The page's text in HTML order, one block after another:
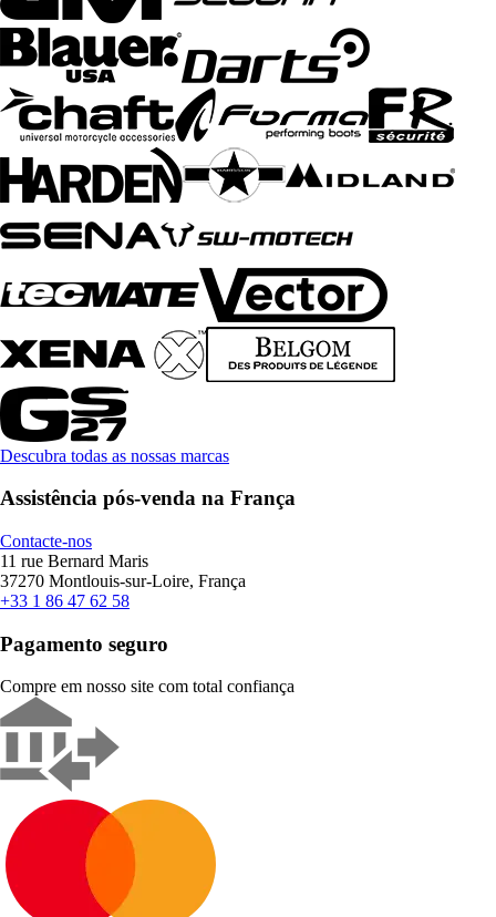
Descubra todas as nossas marcas
Assistência pós-venda na França
Contacte-nos
11 rue Bernard Maris
37270 Montlouis-sur-Loire, França
+33 1 86 47 62 58
Pagamento seguro
Compre em nosso site com total confiança